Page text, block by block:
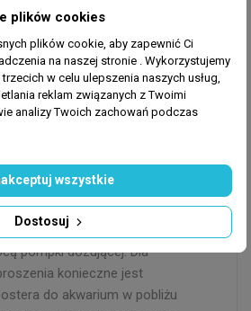
dzień
dzień
dzień
i dostosowywana w
biologicznego zbiornika.
dozować automatycznie do
pompki dozującej. Dla
konieczne jest
do akwarium w pobliżu
plików cookies
plików cookie, aby zapewnić Ci
na naszej stronie . Wykorzystujemy
w celu ulepszenia naszych usług,
reklam związanych z Twoimi
analizy Twoich zachowań podczas
Dostosuj
wszystkie